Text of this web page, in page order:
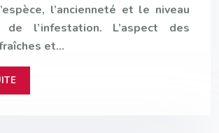
l’ancienneté et le niveau
l’infestation. L’aspect des
et…